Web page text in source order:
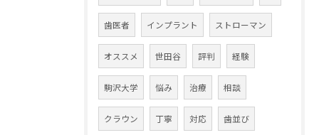
歯医者 インプラント ストローマン
オススメ 世田谷 評判 経験
駒沢大学 悩み 治療 相談
クラウン 丁寧 対応 歯並び